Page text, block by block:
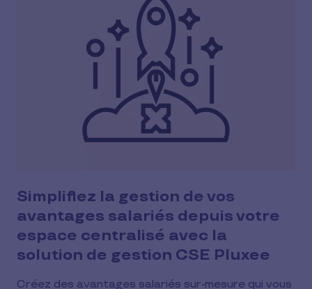
Simplifiez la gestion de vos
avantages salariés depuis votre
espace centralisé avec la
solution de gestion CSE Pluxee
Créez des avantages salariés sur-mesure qui vous